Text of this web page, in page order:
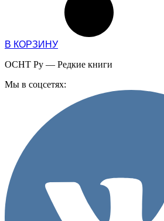
В КОРЗИНУ
ОСНТ Ру — Редкие книги
Мы в соцсетях: